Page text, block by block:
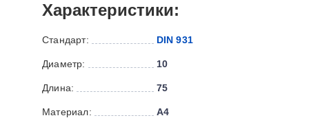
Характеристики:
Стандарт: DIN 931
Диаметр: 10
Длина: 75
Материал: А4